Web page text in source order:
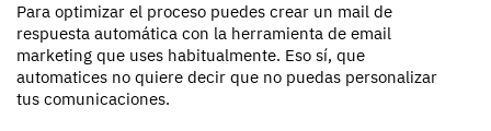
Para optimizar el proceso puedes crear un mail de
respuesta automática con la herramienta de email
marketing que uses habitualmente. Eso sí, que
automatices no quiere decir que no puedas personalizar
tus comunicaciones.